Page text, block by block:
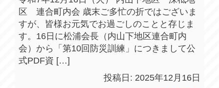
区 連合町内会 歳末ご多忙の折ではございま
すが、皆様お元気でお過ごしのことと存じま
す。16日に松浦会長（内山下地区連合町内
会）から「第10回防災訓練」につきまして公
式PDF資 […]
投稿日: 2025年12月16日